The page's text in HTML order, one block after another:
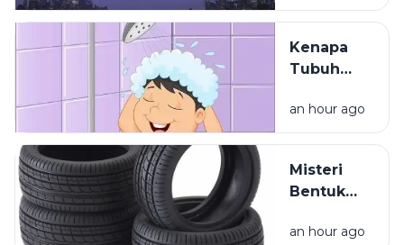
daripada
Kenapa
Tubuh
Ringan
Setelah
an hour ago
Misteri
Bentuk
Kendaraan
an hour ago